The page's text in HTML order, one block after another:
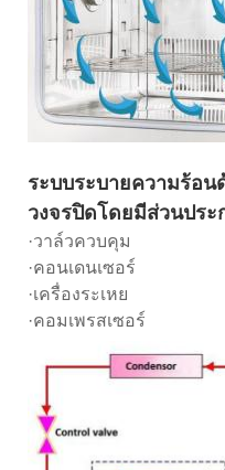
ระบบระบายความร้อน
วงจรปิดโดยมีส่วนปร
·วาล์วควบคุม
·คอนเดนเซอร์
·เครื่องระเหย
·คอมเพรสเซอร์